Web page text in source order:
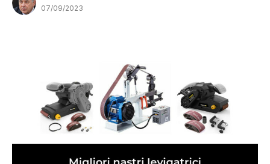
07/09/2023